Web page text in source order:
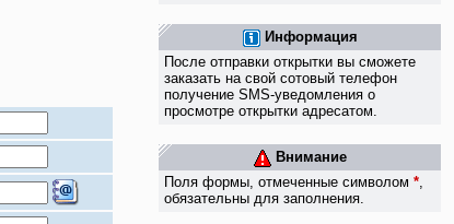
Информация
После отправки открытки вы сможете
заказать на свой сотовый телефон
получение SMS-уведомления о
просмотре открытки адресатом.
Внимание
Поля формы, отмеченные символом*,
обязательны для заполнения.